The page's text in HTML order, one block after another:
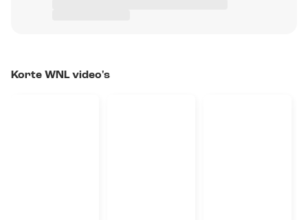
Korte WNL video's